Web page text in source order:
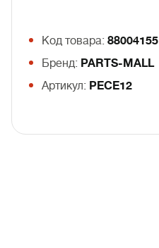
Код товара: 88004155
Бренд: PARTS-MALL
Артикул: PECE12